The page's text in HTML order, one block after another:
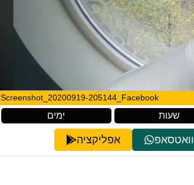
Screenshot_20200919-205144_Facebook
ימים שעות
וואטסאפ אפליקציה